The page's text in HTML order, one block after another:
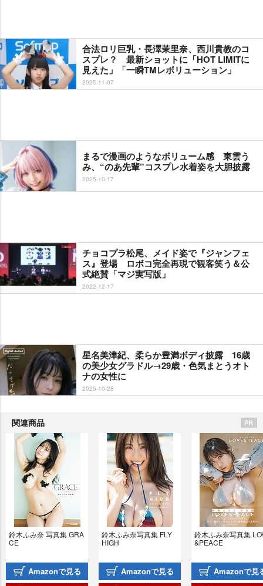
合法ロリ巨乳・長澤茉里奈、西川貴教のコ
スプレ？ 最新ショットに「HOT LIMITに
見えた」「一瞬TMレボリューション」
2025-11-07
まるで漫画のようなボリューム感 東雲う
み、“のあ先輩”コスプレ水着姿を大胆披露
2025-10-17
チョコプラ松尾、メイド姿で『ジャンフェ
ス』登場 ロボコ完全再現で観客笑う＆公
式絶賛「マジ実写版」
2022-12-17
星名美津紀、柔らか豊満ボディ披露 16歳
の美少女グラドル→29歳・色気まとうオト
ナの女性に
2025-10-28
関連商品
鈴木ふみ奈 写真集 GRA
CE
Amazonで見る
鈴木ふみ奈写真集 FLY
HIGH
Amazonで見る
鈴木ふみ奈写真集
&PEACE
Amazonで見